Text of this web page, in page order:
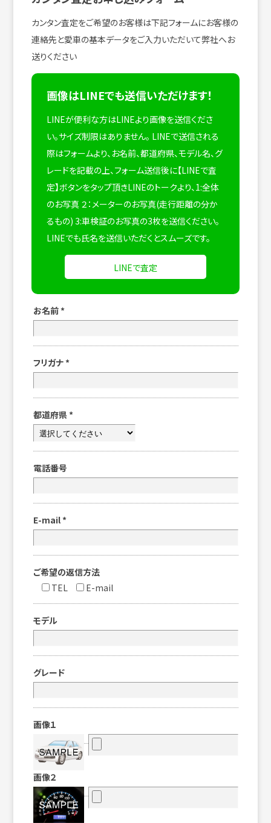
カンタン査定をご希望のお客様は下記フォームにお客様の
連絡先と愛車の基本データをご入力いただいて弊社へお
送りください
画像はLINEでも送信いただけます！
LINEが便利な方はLINEより画像を送信くださ
い。サイズ制限はありません。 LINEで送信される
際はフォームより、お名前、都道府県、モデル名、グ
レードを記載の上、フォーム送信後に【LINEで査
定】ボタンをタップ頂きLINEのトークより、1:全体
のお写真 ２：メーターのお写真(走行距離の分か
るもの) 3:車検証のお写真の3枚を送信ください。
LINEでも氏名を送信いただくとスムーズです。
LINEで査定
お名前 *
フリガナ *
都道府県 *
電話番号
E-mail *
ご希望の返信方法
TEL
E-mail
モデル
グレード
画像１
画像２